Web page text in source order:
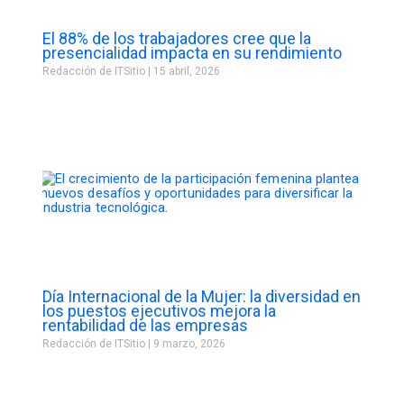
El 88% de los trabajadores cree que la
presencialidad impacta en su rendimiento
Redacción de ITSitio 15 abril, 2026
Día Internacional de la Mujer: la diversidad en
los puestos ejecutivos mejora la
rentabilidad de las empresas
Redacción de ITSitio 9 marzo, 2026